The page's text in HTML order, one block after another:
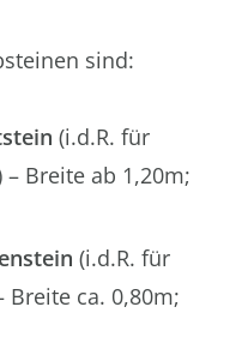
sind:
(i.d.R. für
Breite ab 1,20m;
(i.d.R. für
Breite ca. 0,80m;